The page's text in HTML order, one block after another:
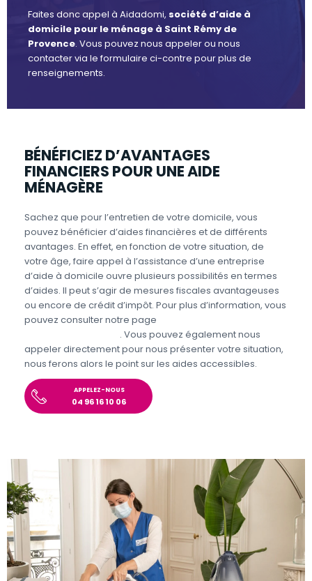
Faites donc appel à Aidadomi, société d’aide à
domicile pour le ménage à Saint Rémy de
Provence. Vous pouvez nous appeler ou nous
contacter via le formulaire ci-contre pour plus de
renseignements.
BÉNÉFICIEZ D’AVANTAGES
FINANCIERS POUR UNE AIDE
MÉNAGÈRE
Sachez que pour l’entretien de votre domicile, vous
pouvez bénéficier d’aides financières et de différents
avantages. En effet, en fonction de votre situation, de
votre âge, faire appel à l’assistance d’une entreprise
d’aide à domicile ouvre plusieurs possibilités en termes
d’aides. Il peut s’agir de mesures fiscales avantageuses
ou encore de crédit d’impôt. Pour plus d’information, vous
pouvez consulter notre page
. Vous pouvez également nous
appeler directement pour nous présenter votre situation,
nous ferons alors le point sur les aides accessibles.
APPELEZ-NOUS
04 96 16 10 06